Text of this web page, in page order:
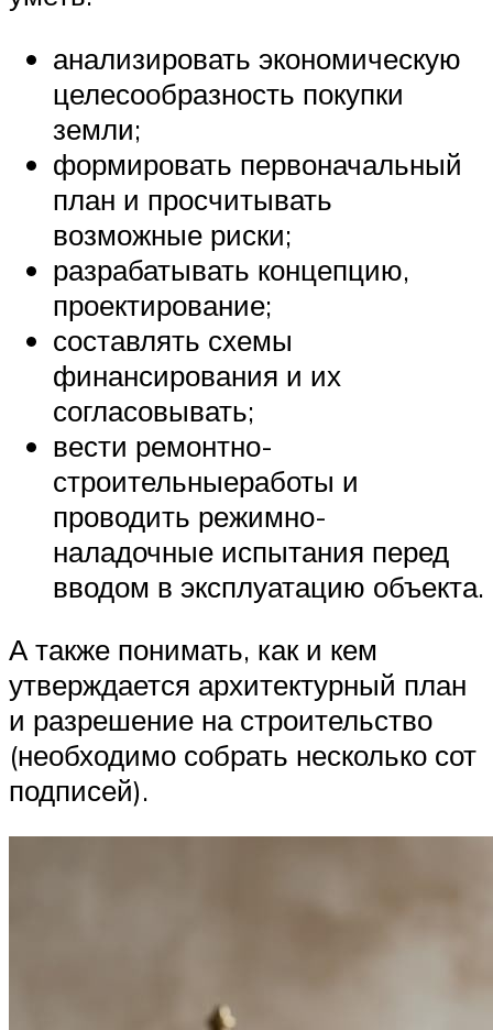
анализировать экономическую
целесообразность покупки
земли;
формировать первоначальный
план и просчитывать
возможные риски;
разрабатывать концепцию,
проектирование;
составлять схемы
финансирования и их
согласовывать;
вести ремонтно-
строительныеработы и
проводить режимно-
наладочные испытания перед
вводом в эксплуатацию объекта.
А также понимать, как и кем
утверждается архитектурный план
и разрешение на строительство
(необходимо собрать несколько сот
подписей).